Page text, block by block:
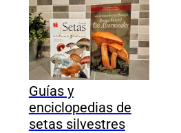
Guías y
enciclopedias de
setas silvestres